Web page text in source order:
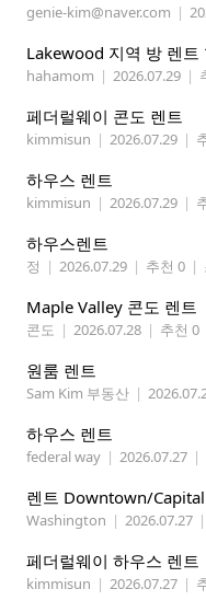
genie-kim@naver.com |
Lakewood 지역 방 렌트
hahamom | 2026.07.29 |
페더럴웨이 콘도 렌트
kimmisun | 2026.07.29 |
하우스 렌트
kimmisun | 2026.07.29 |
하우스렌트
정 | 2026.07.29 | 추천 0 |
Maple Valley 콘도 렌트
콘도 | 2026.07.28 | 추천 0
원룸 렌트
Sam Kim 부동산 |
하우스 렌트
federal way | 2026.07.27 |
렌트 Downtown/
Washington | 2026.07.27 |
페더럴웨이 하우스 렌트
kimmisun | 2026.07.27 |